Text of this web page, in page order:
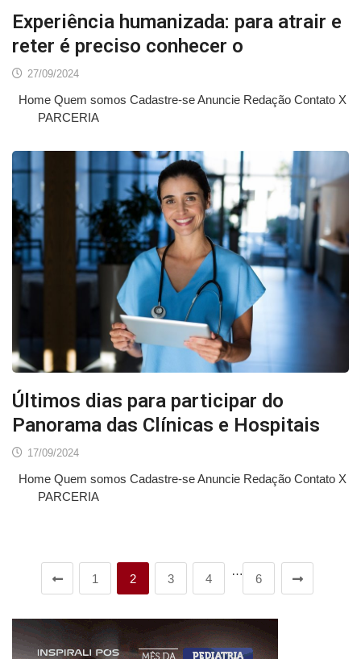
Experiência humanizada: para atrair e
reter é preciso conhecer o
27/09/2024
Home Quem somos Cadastre-se Anuncie Redação Contato X
PARCERIA
Últimos dias para participar do
Panorama das Clínicas e Hospitais
17/09/2024
Home Quem somos Cadastre-se Anuncie Redação Contato X
PARCERIA
1 2 3 4
…
6